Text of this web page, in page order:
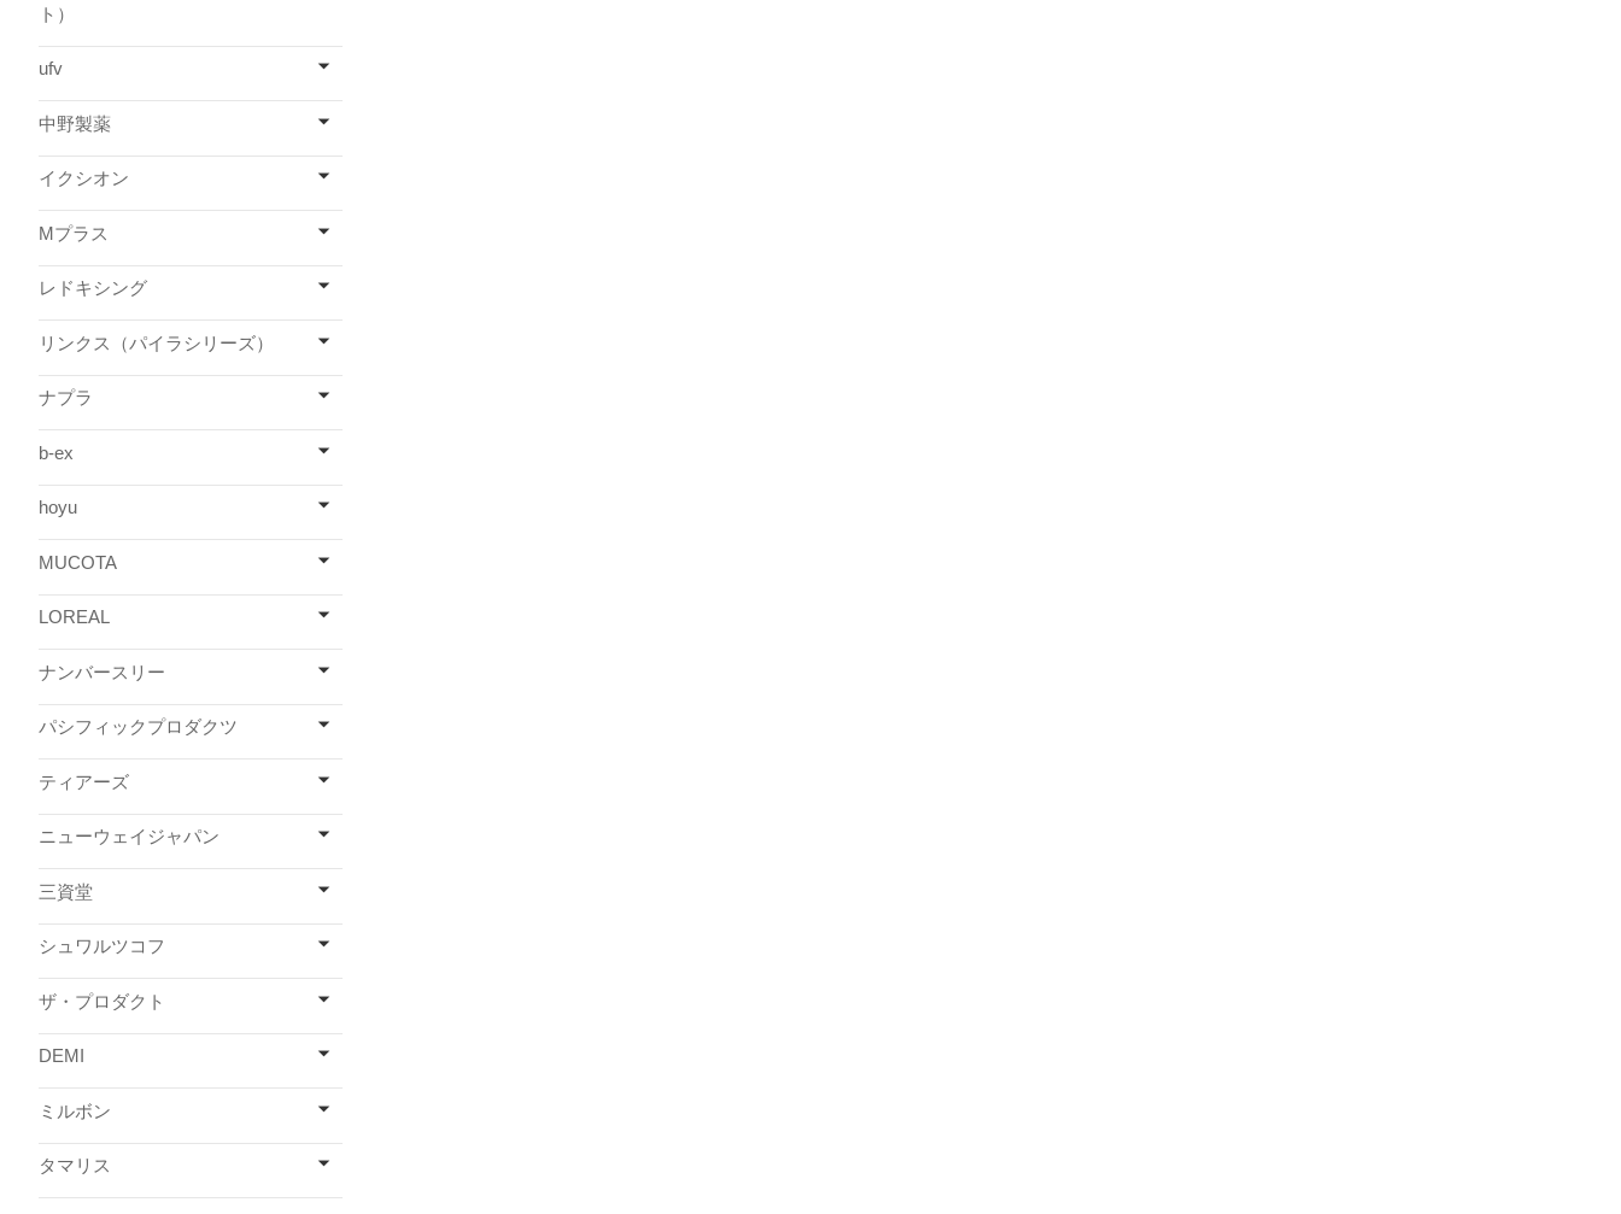
ト）
ufv
中野製薬
イクシオン
Mプラス
レドキシング
リンクス（パイラシリーズ）
ナプラ
b-ex
hoyu
MUCOTA
LOREAL
ナンバースリー
パシフィックプロダクツ
ティアーズ
ニューウェイジャパン
三資堂
シュワルツコフ
ザ・プロダクト
DEMI
ミルボン
タマリス